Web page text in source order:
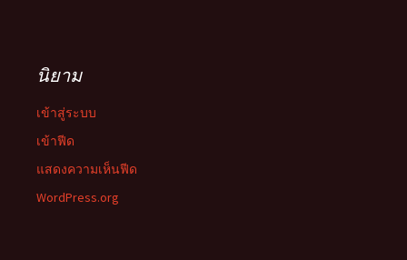
นิยาม
เข้าสู่ระบบ
เข้าฟีด
แสดงความเห็นฟีด
WordPress.org